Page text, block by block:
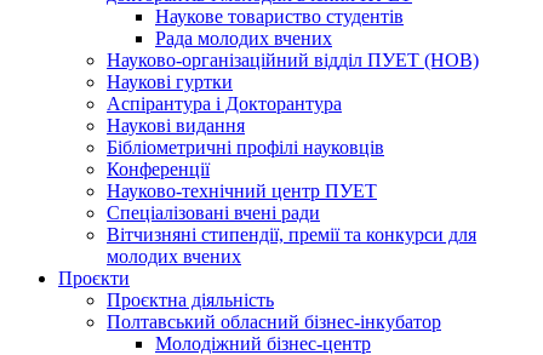
Наукове товариство студентів
Рада молодих вчених
Науково-організаційний відділ ПУЕТ (НОВ)
Наукові гуртки
Аспірантура і Докторантура
Наукові видання
Бібліометричні профілі науковців
Конференції
Науково-технічний центр ПУЕТ
Спеціалізовані вчені ради
Вітчизняні стипендії, премії та конкурси для
молодих вчених
Проєкти
Проєктна діяльність
Полтавський обласний бізнес-інкубатор
Молодіжний бізнес-центр